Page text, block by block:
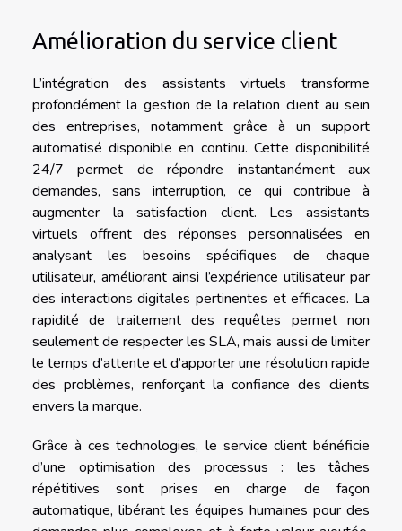
Amélioration du service client
L’intégration des assistants virtuels transforme
profondément la gestion de la relation client au sein
des entreprises, notamment grâce à un support
automatisé disponible en continu. Cette disponibilité
24/7 permet de répondre instantanément aux
demandes, sans interruption, ce qui contribue à
augmenter la satisfaction client. Les assistants
virtuels offrent des réponses personnalisées en
analysant les besoins spécifiques de chaque
utilisateur, améliorant ainsi l’expérience utilisateur par
des interactions digitales pertinentes et efficaces. La
rapidité de traitement des requêtes permet non
seulement de respecter les SLA, mais aussi de limiter
le temps d’attente et d’apporter une résolution rapide
des problèmes, renforçant la confiance des clients
envers la marque.
Grâce à ces technologies, le service client bénéficie
d’une optimisation des processus : les tâches
répétitives sont prises en charge de façon
automatique, libérant les équipes humaines pour des